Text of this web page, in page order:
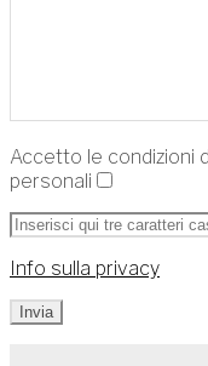
Accetto le condizioni
personali
Info sulla privacy